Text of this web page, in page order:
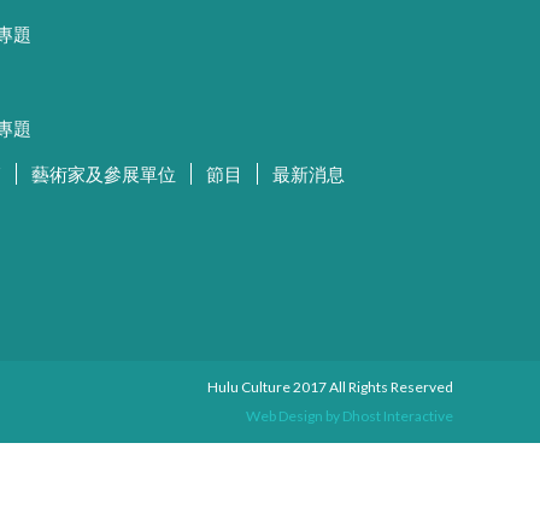
題
題
藝術家及參展單位 節目 最新消息
Hulu Culture 2017 All Rights Reserved
Web Design by Dhost Interactive